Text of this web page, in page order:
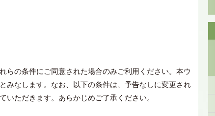
らの条件にご同意された場合のみご利用ください。本ウ
みなします。なお、以下の条件は、予告なしに変更され
ただきます。あらかじめご了承ください。